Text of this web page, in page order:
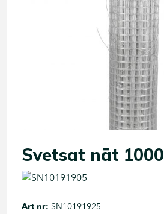
Svetsat nät 1000
Art nr: SN10191925